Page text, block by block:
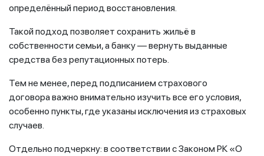
определённый период восстановления.
Такой подход позволяет сохранить жильё в
собственности семьи, а банку — вернуть выданные
средства без репутационных потерь.
Тем не менее, перед подписанием страхового
договора важно внимательно изучить все его условия,
особенно пункты, где указаны исключения из страховых
случаев.
Отдельно подчеркну: в соответствии с Законом РК «О